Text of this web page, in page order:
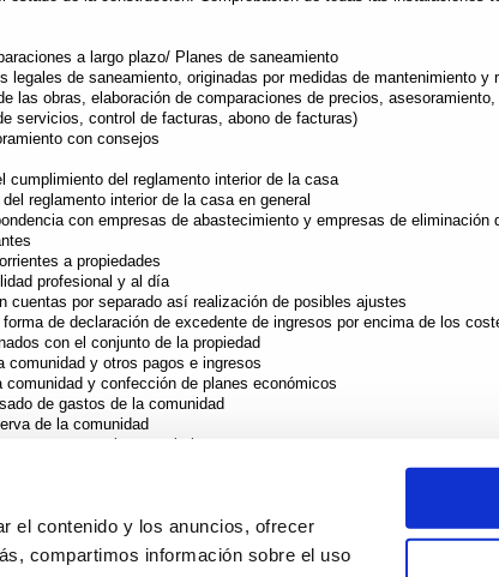
el contenido y los anuncios, ofrecer
compartimos información sobre el uso
a largo plazo/ Planes de saneamiento
legales de saneamiento, originadas por medidas de mantenimiento y
las obras, elaboración de comparaciones de precios,
servicios, control de facturas, abono de facturas)
con consejos
cumplimiento del reglamento interior de la casa
reglamento interior de la casa en general
con empresas de abastecimiento y empresas de eliminación
a propiedades
profesional y al día
cuentas por separado así realización de posibles ajustes
de declaración de excedente de ingresos por encima de los
con el conjunto de la propiedad
comunidad y otros pagos e ingresos
y confección de planes económicos
de gastos de la comunidad
de la comunidad
reserva para el mantenimiento
alegaciones judiciales de reclamaciones de la comunidad a terceros y
reunión anual de propietarios y, en caso de necesidad,
de la comunidad y envío del protocolo a todos los propietarios